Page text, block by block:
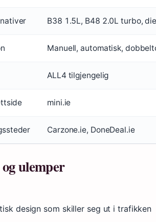
B38 1.5L, B48 2.0L turbo,
Manuell, automatisk,
ALL4 tilgjengelig
mini.ie
Carzone.ie, DoneDeal.ie
ulemper
design som skiller seg ut i trafikken